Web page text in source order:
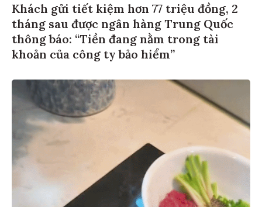
Khách gửi tiết kiệm hơn 77 triệu đồng, 2
tháng sau được ngân hàng Trung Quốc
thông báo: “Tiền đang nằm trong tài
khoản của công ty bảo hiểm”